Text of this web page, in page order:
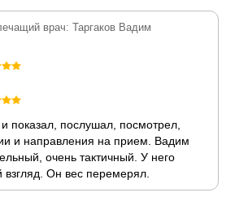
врач: Таргаков Вадим
показал, послушал, посмотрел,
и направления на прием. Вадим
очень тактичный. У него
Он вес перемерял.